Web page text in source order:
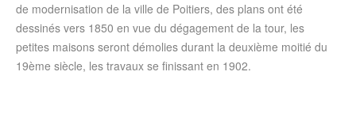
de modernisation de la ville de Poitiers, des plans ont été
dessinés vers 1850 en vue du dégagement de la tour, les
petites maisons seront démolies durant la deuxième moitié du
19ème siècle, les travaux se finissant en 1902.